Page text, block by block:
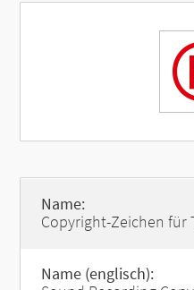
Name:
Copyright-Zeichen für
Name (englisch):